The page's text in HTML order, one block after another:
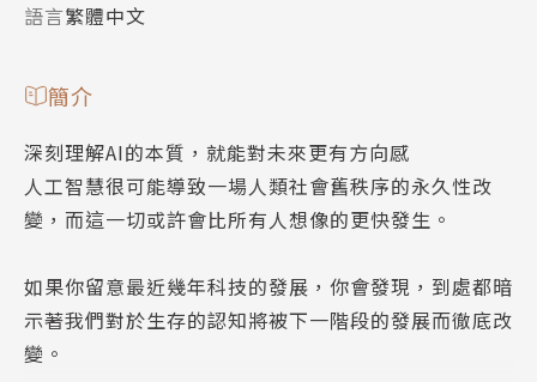
語言繁體中文
簡介
深刻理解AI的本質，就能對未來更有方向感
人工智慧很可能導致一場人類社會舊秩序的永久性改
變，而這一切或許會比所有人想像的更快發生。
如果你留意最近幾年科技的發展，你會發現，到處都暗
示著我們對於生存的認知將被下一階段的發展而徹底改
變。